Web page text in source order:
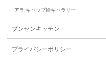
アラ!キャップ絵ギャラリー
ブンセンキッチン
プライバシーポリシー